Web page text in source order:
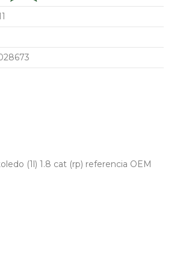
(1l) 1.8 cat (rp) referencia OEM